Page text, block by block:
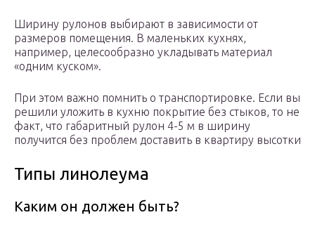
Ширину рулонов выбирают в зависимости от
размеров помещения. В маленьких кухнях,
например, целесообразно укладывать материал
«одним куском».
При этом важно помнить о транспортировке. Если вы
решили уложить в кухню покрытие без стыков, то не
факт, что габаритный рулон 4-5 м в ширину
получится без проблем доставить в квартиру высотки
Типы линолеума
Каким он должен быть?